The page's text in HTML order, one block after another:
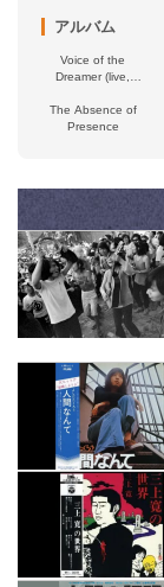
アルバム
Voice of the
Dreamer (live,
The Absence of
Presence